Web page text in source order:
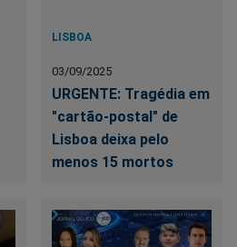
LISBOA
03/09/2025
URGENTE: Tragédia em
"cartão-postal" de
Lisboa deixa pelo
menos 15 mortos